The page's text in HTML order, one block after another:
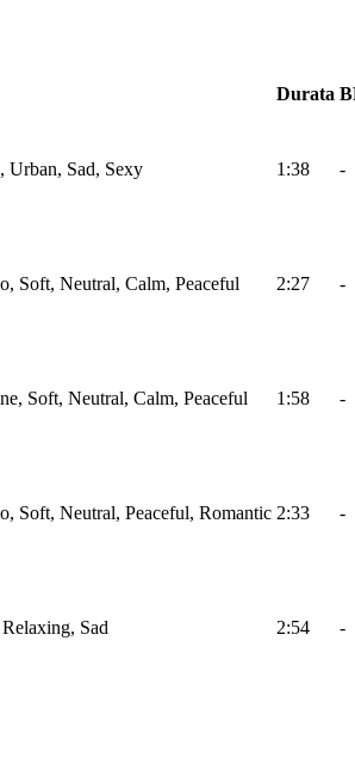
Durata
Urban, Sad, Sexy 1:38 -
Soft, Neutral, Calm, Peaceful 2:27 -
Soft, Neutral, Calm, Peaceful 1:58 -
Soft, Neutral, Peaceful, Romantic 2:33 -
Sad 2:54 -